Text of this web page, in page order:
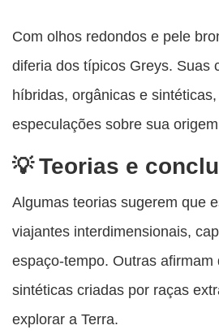
Com olhos redondos e pele
diferia dos típicos Greys. Suas
híbridas, orgânicas e
especulações sobre sua
Teorias e
Algumas teorias sugerem que
viajantes interdimensionais,
espaço-tempo. Outras afirmam
sintéticas criadas por raças
explorar a Terra.